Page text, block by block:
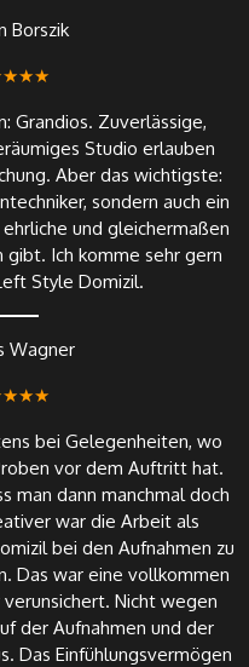
Borszik
Grandios. Zuverlässige,
Studio erlauben
Aber das wichtigste:
sondern auch ein
und gleichermaßen
Ich komme sehr gern
Style Domizil.
Wagner
bei Gelegenheiten, wo
vor dem Auftritt hat.
man dann manchmal doch
war die Arbeit als
bei den Aufnahmen zu
Das war eine vollkommen
Nicht wegen
der Aufnahmen und der
Das Einfühlungsvermögen